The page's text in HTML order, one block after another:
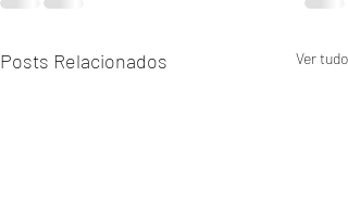
Posts Relacionados Ver tudo